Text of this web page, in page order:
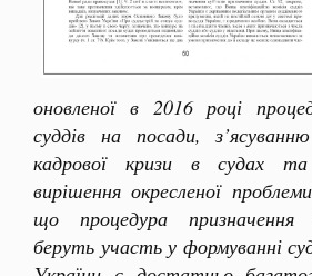
оновленої в 2016 році
суддів на посади,
кадрової кризи в судах
вирішення окресленої
що процедура
беруть участь у формуванні